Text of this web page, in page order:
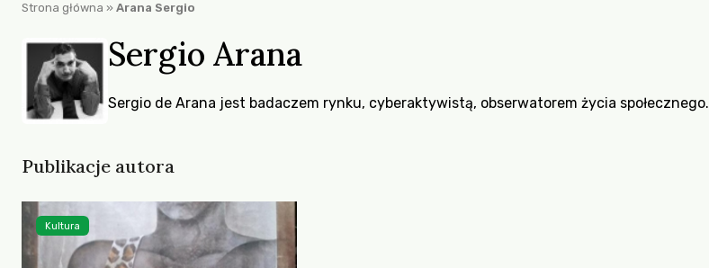
Strona główna » Arana Sergio
Sergio Arana
Sergio de Arana jest badaczem rynku, cyberaktywistą, obserwatorem życia społecznego.
Publikacje autora
Kultura